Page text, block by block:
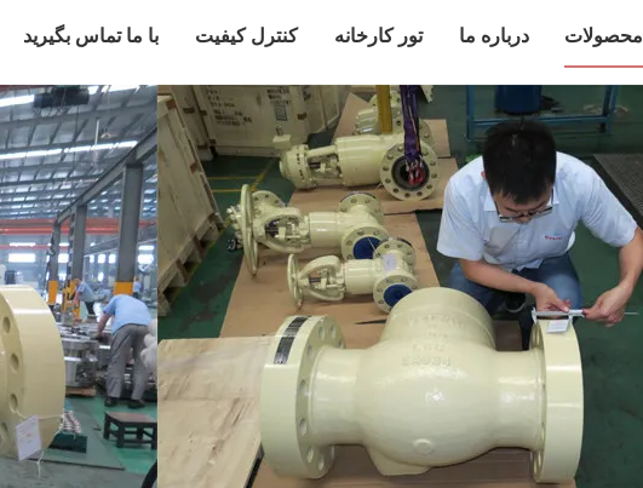
محصولات درباره ما تور کارخانه کنترل کیفیت با ما تماس بگیرید